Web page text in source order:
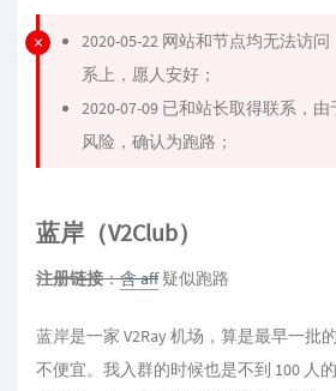
2020-05-22 网站和节点均无法访
系上，愿人安好；
2020-07-09 已和站长取得联系，
风险，确认为跑路；
蓝岸（V2Club）
注册链接：含 aff疑似跑路
蓝岸是一家 V2Ray 机场，算是最早一批
不便宜。我入群的时候也是不到 100 人